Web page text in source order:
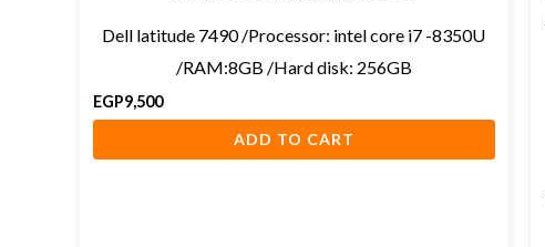
Dell latitude 7490 /Processor: intel core i7 -8350U
/RAM:8GB /Hard disk: 256GB
EGP9,500
ADD TO CART